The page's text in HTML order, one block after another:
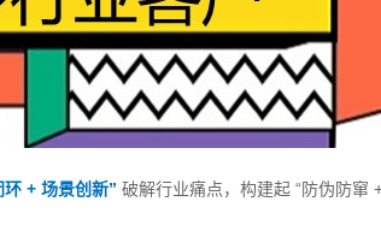
环 + 场景创新” 破解行业痛点，构建起 “防伪防窜